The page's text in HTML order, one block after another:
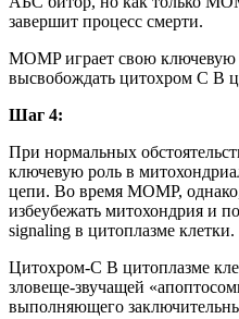
завершит процесс смерти.
MOMP играет свою ключевую
высвобождать цитохром С В
Шаг 4:
При нормальных
ключевую роль в
цепи. Во время MOMP,
избеубежать митохондрия и
signaling в цитоплазме клетки.
Цитохром-С В цитоплазме
зловеще-звучащей
выполняющего